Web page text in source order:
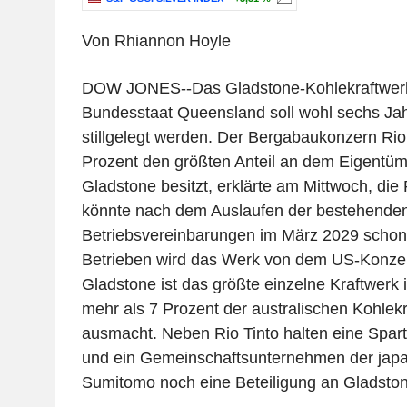
Von Rhiannon Hoyle
DOW JONES--Das Gladstone-
Bundesstaat Queensland soll wohl sechs
stillgelegt werden. Der Bergabaukonzern
Prozent den größten Anteil an dem
Gladstone besitzt, erklärte am Mittwoch, die
könnte nach dem Auslaufen der
Betriebsvereinbarungen im März 2029
Betrieben wird das Werk von dem US-
Gladstone ist das größte einzelne Kraftwerk
mehr als 7 Prozent der australischen
ausmacht. Neben Rio Tinto halten eine
und ein Gemeinschaftsunternehmen der
Sumitomo noch eine Beteiligung an